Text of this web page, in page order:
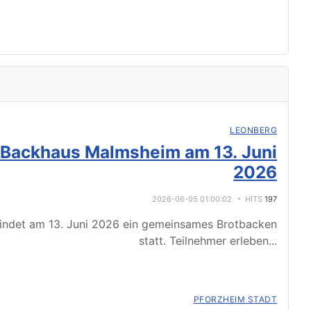
LEONBERG
Malmsheim am 13. Juni
2026
2026-06-05 01:00:02 HITS 197
am 13. Juni 2026 ein gemeinsames Brotbacken
statt. Teilnehmer erleben...
PFORZHEIM STADT